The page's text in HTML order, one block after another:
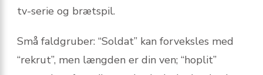
tv-serie og brætspil.
Små faldgruber: “Soldat” kan forveksles med
“rekrut”, men længden er din ven; “hoplit”